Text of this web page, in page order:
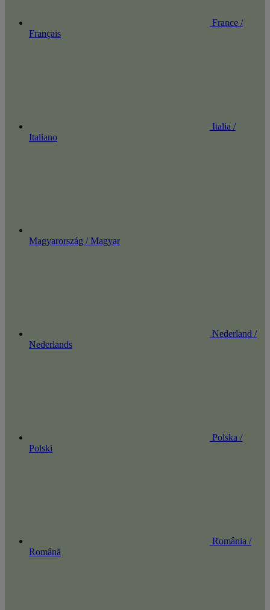
France /
Français
Italia /
Italiano
Magyarország / Magyar
Nederland /
Nederlands
Polska /
Polski
România /
Română